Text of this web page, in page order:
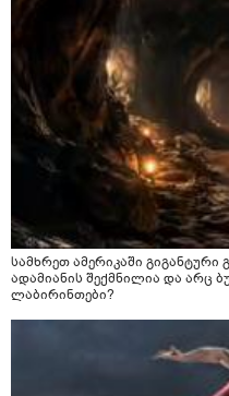
სამხრეთ ამერიკაში გიგანტური
ადამიანის შექმნილია და არც
ლაბირინთები?